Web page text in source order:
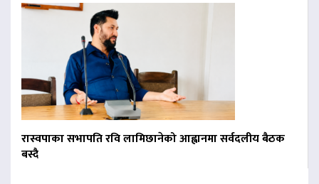
रास्वपाका सभापति रवि लामिछानेको आह्वानमा सर्वदलीय बैठक
बस्दै